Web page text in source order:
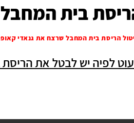
בית
הריסת בית המחבל שרצח את גנאדי